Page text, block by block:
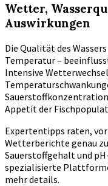
Wetter,
Auswirkungen
Die Qualität des
Temperatur –
Intensive
Sauerstoffkonzentration
Appetit der
Expertentipps raten,
Wetterberichte genau
Sauerstoffgehalt und
spezialisierte
mehr details.